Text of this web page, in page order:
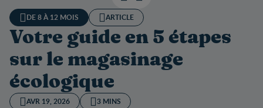
DE 8 À 12 MOIS ARTICLE
Votre guide en 5 étapes
sur le magasinage
écologique
AVR 19, 2026 3 MINS